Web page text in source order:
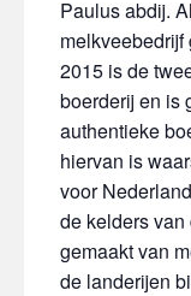
Paulus abdij.
2015 is de
boerderij en is
authentieke
hiervan is
voor
de kelders
gemaakt van
de landerijen